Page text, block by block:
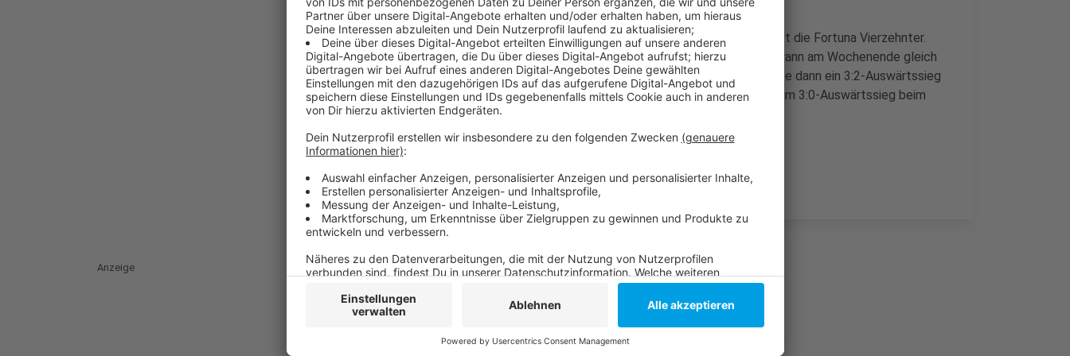
Damit bleibt das Team im Tabellenkeller hängen. Mit 4 Punkten ist die Fortuna Vierzehnter.
Besser lief es dagegen für die DEG und die Borussia. Die DEG gewann am Wochenende gleich
zweimal. Erst mit 3:0 zu Hause gegen Nürnberg, am Sonntag folgte dann ein 3:2-Auswärtssieg
in Iserlohn. Die DEG ist jetzt Fünfter. Und die Borussia gab sich beim 3:0-Auswärtssieg beim
Tabellenletzten Jülich keine Blöße.
Anzeige